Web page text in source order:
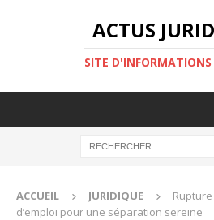
ACTUS
SITE D'INFORMATIONS
ACCUEIL JURIDIQUE
d’emploi pour une séparation sereine